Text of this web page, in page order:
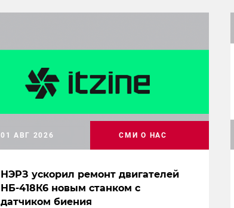
НЭРЗ ускорил ремонт двигателей
НБ-418К6 новым станком с
датчиком биения
01 АВГ 2026 СМИ О НАС